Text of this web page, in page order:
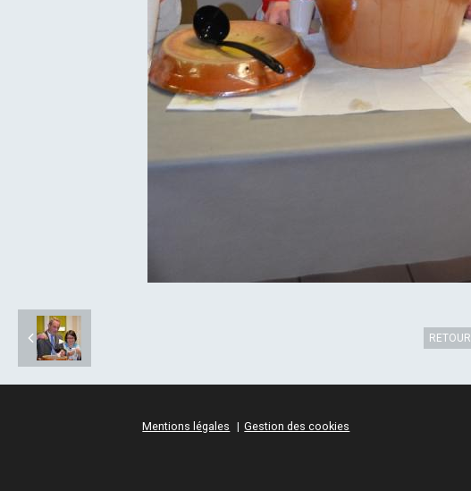
RETOUR
Mentions légales Gestion des cookies